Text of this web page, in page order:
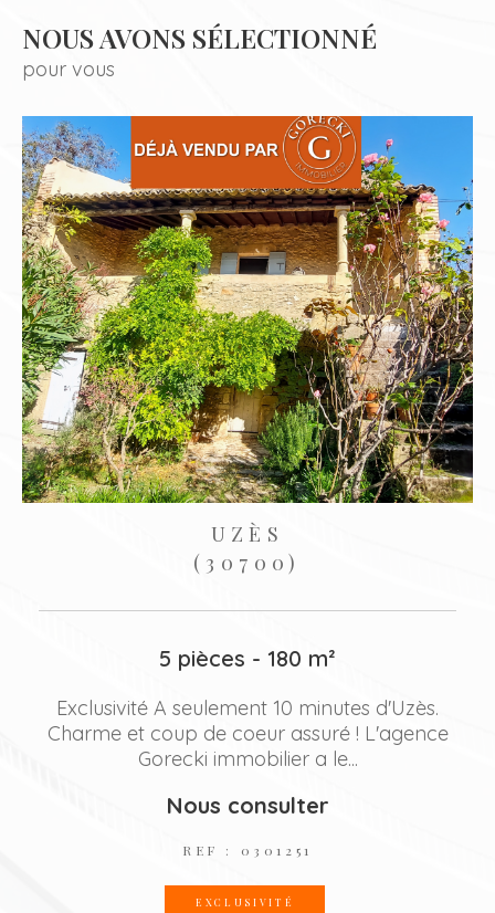
NOUS AVONS SÉLECTIONNÉ
pour vous
UZÈS
(30700)
5 pièces - 138 m²
Dans un village avec commerces situé à 14
km d'Uzès, confortable villa récente plain-
pied comprenant un séjour...
Nous consulter
REF : 16201